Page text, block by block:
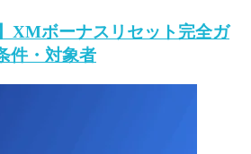
XMボーナスリセット完全ガ
件・対象者